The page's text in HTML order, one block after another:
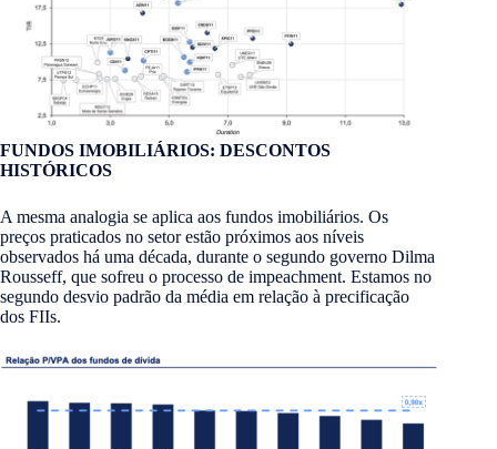
FUNDOS IMOBILIÁRIOS: DESCONTOS
HISTÓRICOS
A mesma analogia se aplica aos fundos imobiliários. Os
preços praticados no setor estão próximos aos níveis
observados há uma década, durante o segundo governo Dilma
Rousseff, que sofreu o processo de impeachment. Estamos no
segundo desvio padrão da média em relação à precificação
dos FIIs.